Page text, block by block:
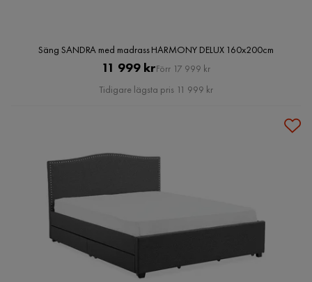
Säng SANDRA med madrass HARMONY DELUX 160x200cm
Pris
11 999 krOriginal
Pris
Förr 17 999 kr
Tidigare lägsta pris 11 999 kr